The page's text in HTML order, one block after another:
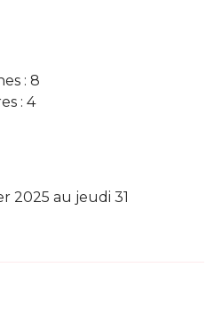
: 8
: 4
2025 au jeudi 31